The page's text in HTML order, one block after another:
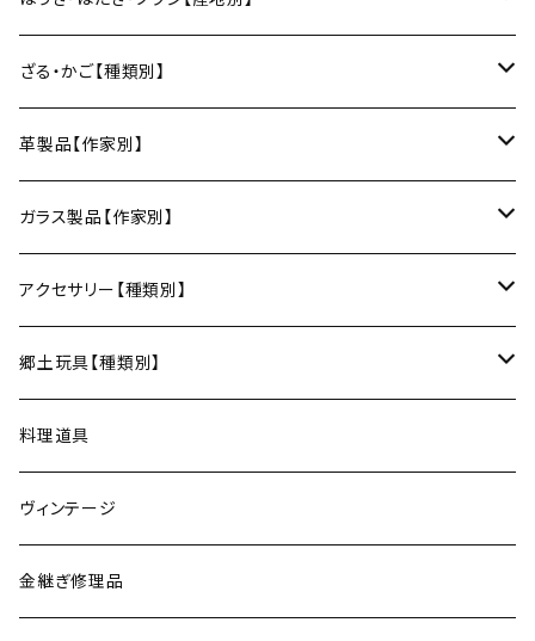
箸置き
菓子切
鍋敷き・コースター
鍋敷き
ポットマット
Fuji窯（備前焼／岡山）
仁堂窯 大森宏明（備前焼／岡山）
梅山窯（砥部焼／愛媛）
宗像窯（会津本郷焼／福島）
松永窯（大堀相馬焼／福島）
黒照 クロテラス（大堀相馬焼／福島）
唐木田窯（松代焼／長野）
古谷製陶所（信楽焼／滋賀）
八尾和紙（富山）
美濃和紙（岐阜）
水うちわ（岐阜）
松本箒（長野）
棕櫚箒（和歌山）
和箒（栃木）
和箒（群馬）
ざる・かご【種類別】
盆ざる
かご
革製品【作家別】
Therese（奈良）
ガラス製品【作家別】
Taiga Glass（群馬）
アクセサリー【種類別】
ネックレス
ブレスレット
リング
イヤリング・ピアス
郷土玩具【種類別】
会津張り子（福島）
料理道具
ヴィンテージ
金継ぎ修理品